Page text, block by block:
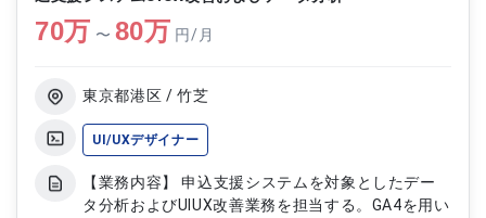
70万 〜 80万 円/月
東京都港区 / 竹芝
UI/UXデザイナー
【業務内容】 申込支援システムを対象としたデー
タ分析およびUIUX改善業務を担当する。GA4を用い